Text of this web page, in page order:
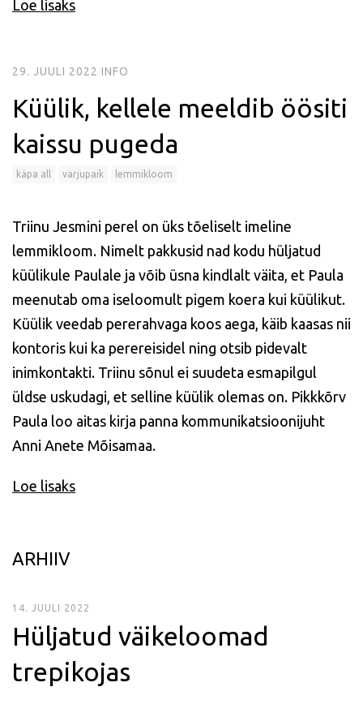
Loe lisaks
29. JUULI 2022 INFO
Küülik, kellele meeldib öösiti
kaissu pugeda
käpa all varjupaik lemmikloom
Triinu Jesmini perel on üks tõeliselt imeline
lemmikloom. Nimelt pakkusid nad kodu hüljatud
küülikule Paulale ja võib üsna kindlalt väita, et Paula
meenutab oma iseloomult pigem koera kui küülikut.
Küülik veedab pererahvaga koos aega, käib kaasas nii
kontoris kui ka perereisidel ning otsib pidevalt
inimkontakti. Triinu sõnul ei suudeta esmapilgul
üldse uskudagi, et selline küülik olemas on. Pikkkõrv
Paula loo aitas kirja panna kommunikatsioonijuht
Anni Anete Mõisamaa.
Loe lisaks
ARHIIV
14. JUULI 2022
Hüljatud väikeloomad
trepikojas